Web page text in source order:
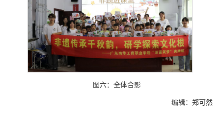
图六：全体合影
编辑：郑可然